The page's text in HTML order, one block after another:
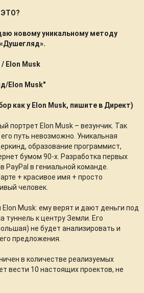
новому уникальному методу
Elon Musk
Elon Musk"
как у Elon Musk, пишите в Директ)
портрет Elon Musk – везунчик. Так
путь невозможно. Уникальная
образование программист,
бумом 90-х. Разработка первых
PayPal в гениальной команде.
+ красивое имя + просто
человек.
Musk: ему верят и дают деньги под
туннель к центру Земли. Его
не будет анализировать и
предложения.
в количестве реализуемых
вести 10 настоящих проектов, не